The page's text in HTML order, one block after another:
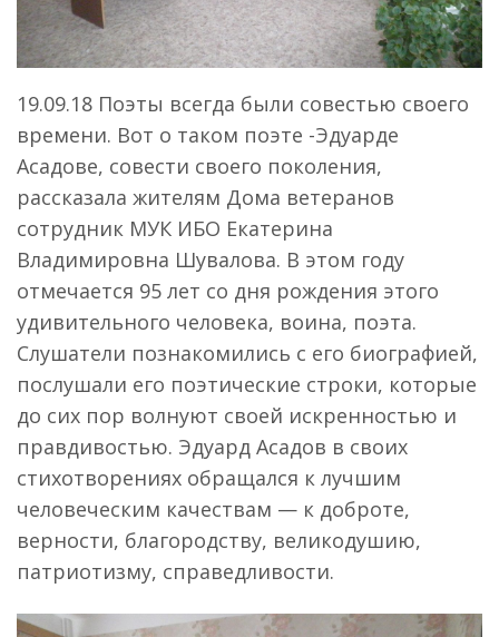
19.09.18 Поэты всегда были совестью своего
времени. Вот о таком поэте -Эдуарде
Асадове, совести своего поколения,
рассказала жителям Дома ветеранов
сотрудник МУК ИБО Екатерина
Владимировна Шувалова. В этом году
отмечается 95 лет со дня рождения этого
удивительного человека, воина, поэта.
Слушатели познакомились с его биографией,
послушали его поэтические строки, которые
до сих пор волнуют своей искренностью и
правдивостью. Эдуард Асадов в своих
стихотворениях обращался к лучшим
человеческим качествам — к доброте,
верности, благородству, великодушию,
патриотизму, справедливости.